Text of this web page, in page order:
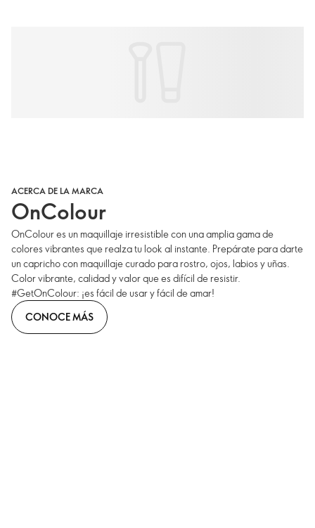
ACERCA DE LA MARCA
OnColour
OnColour es un maquillaje irresistible con una amplia gama de
colores vibrantes que realza tu look al instante. Prepárate para darte
un capricho con maquillaje curado para rostro, ojos, labios y uñas.
Color vibrante, calidad y valor que es difícil de resistir.
#GetOnColour: ¡es fácil de usar y fácil de amar!
CONOCE MÁS